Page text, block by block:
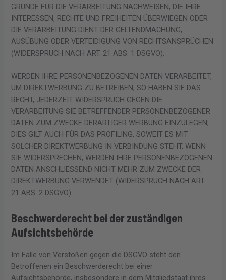
GRÜNDE FÜR DIE VERARBEITUNG NACHWEISEN, DIE IHRE
INTERESSEN, RECHTE UND FREIHEITEN ÜBERWIEGEN ODER
DIE VERARBEITUNG DIENT DER GELTENDMACHUNG,
AUSÜBUNG ODER VERTEIDIGUNG VON RECHTSANSPRÜCHEN
(WIDERSPRUCH NACH ART. 21 ABS. 1 DSGVO).
WERDEN IHRE PERSONENBEZOGENEN DATEN VERARBEITET,
UM DIREKTWERBUNG ZU BETREIBEN, SO HABEN SIE DAS
RECHT, JEDERZEIT WIDERSPRUCH GEGEN DIE
VERARBEITUNG SIE BETREFFENDER PERSONENBEZOGENER
DATEN ZUM ZWECKE DERARTIGER WERBUNG EINZULEGEN;
DIES GILT AUCH FÜR DAS PROFILING, SOWEIT ES MIT
SOLCHER DIREKTWERBUNG IN VERBINDUNG STEHT. WENN
SIE WIDERSPRECHEN, WERDEN IHRE PERSONENBEZOGENEN
DATEN ANSCHLIESSEND NICHT MEHR ZUM ZWECKE DER
DIREKTWERBUNG VERWENDET (WIDERSPRUCH NACH ART.
21 ABS. 2 DSGVO).
Beschwerde­recht bei der zuständigen
Aufsichts­behörde
Im Falle von Verstößen gegen die DSGVO steht den
Betroffenen ein Beschwerderecht bei einer
Aufsichtsbehörde, insbesondere in dem Mitgliedstaat ihres